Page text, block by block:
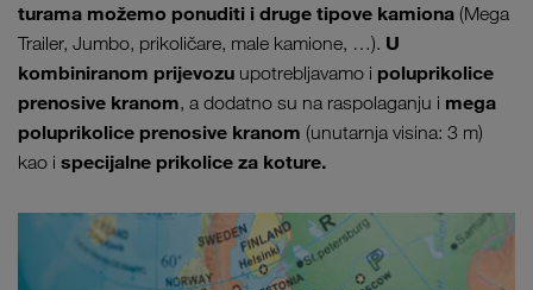
turama možemo ponuditi i druge tipove kamiona (Mega
Trailer, Jumbo, prikoličare, male kamione, …). U
kombiniranom prijevozu upotrebljavamo i poluprikolice
prenosive kranom, a dodatno su na raspolaganju i mega
poluprikolice prenosive kranom (unutarnja visina: 3 m)
kao i specijalne prikolice za koture.